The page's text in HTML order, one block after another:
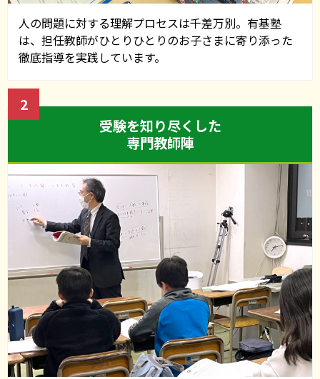
2024年度私立中学合格速報
令和6年度私立中学校入試日
2023-2024 有基塾 冬期講習のご案内
2023.11.18
甲南中学Ⅰ期b入試対策授業 受付開始!
2023.11.12
「有基塾主催 私立中高個別相談会」を開催いたしま
した。
人の問題に対する理解プロセスは千差万別。有基塾
は、担任教師がひとりひとりのお子さまに寄り添った
徹底指導を実践しています。
2
受験を知り尽くした
専門教師陣